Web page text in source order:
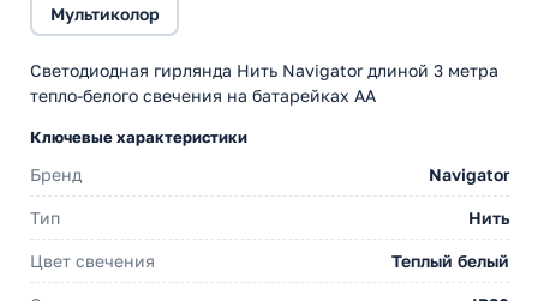
Мультиколор
Светодиодная гирлянда Нить Navigator длиной 3 метра
тепло-белого свечения на батарейках АА
Ключевые характеристики
Бренд Navigator
Тип Нить
Цвет свечения Теплый белый